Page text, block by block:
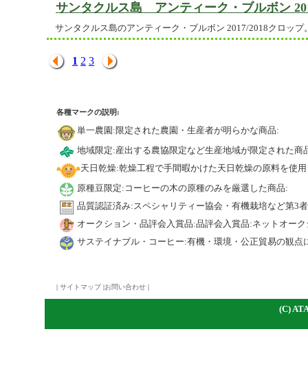
サンタクルス島 アンティーク・ブルボン
サンタクルス島のアンティーク・ブルボン 2017/2018クロップ
1 2 3
各種マークの説明:
単一農園:限定された農園・生産者が明らかな商品:
地域限定:産出する農協限定など生産地域が限定された商
天日乾燥:乾燥工程で手間暇かけた天日乾燥の原料を使
原種豆限定:コーヒーの木の原種のみを厳選した商品:
品質認証済み:スペシャリティー協会・有機栽培など第3
オークション・品評会入賞品:品評会入賞品:ネットオー
サステイナブル・コーヒー:有機・環境・公正貿易の観
| サイトマップ|お問い合わせ |
(C) A